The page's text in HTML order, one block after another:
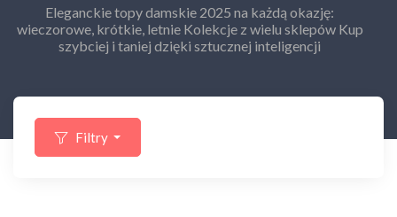
Eleganckie topy damskie 2025 na każdą okazję:
wieczorowe, krótkie, letnie Kolekcje z wielu sklepów Kup
szybciej i taniej dzięki sztucznej inteligencji
Filtry